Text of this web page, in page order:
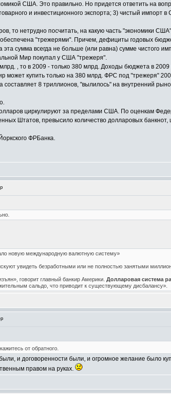
США. Это правильно. Но придется ответить на
и инвестиционного экспорта; 3) чистый
то нетрудно посчитать, на какую часть "экономики
"трежерями". Причем, дефициты годовых
сумма всегда не больше (или равна) сумме чистого
Мир покупал у США "трежеря".
, то в 2009 - только 380 млрд. Доходы бюджета в
купить только на 380 млрд. ФРС под "трежеря"
8 триллионов, "вылилось" на внутренний
циркулируют за пределами США. По оценкам
Штатов, превысило количество долларовых
ФРБанка.
новую международную валютную систему»
увидеть безработными или не полностью занятыми
говорит главный банкир Америки. Долларовая система
сальдо, что приводит к существующему дисбалансу».
от обратного.
и договоренности были, и огромное желание было
правом на руках.